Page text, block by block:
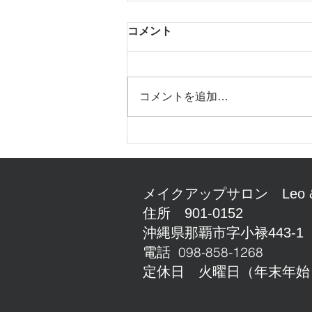
た。
コメント
コメントを追加…
メイクアップサロン Leo
住所 901-0152
沖縄県那覇市字小禄443-1
電話
定休日 火曜日（年末年始
098-858-1268